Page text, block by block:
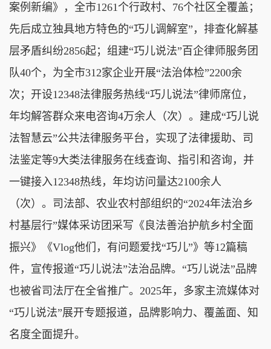
案例新编》，全市1261个行政村、76个社区全覆盖；
先后成立独具地方特色的“巧儿调解室”，排查化解基
层矛盾纠纷2856起；组建“巧儿说法”百企律师服务团
队40个，为全市312家企业开展“法治体检”2200余
次；开设12348法律服务热线“巧儿说法”律师席位，
年均解答群众来电咨询4万余人（次）。建成“巧儿说
法智慧云”公共法律服务平台，实现了法律援助、司
法鉴定等9大类法律服务在线查询、指引和咨询，并
一键接入12348热线，年均访问量达2100余人
（次）。司法部、农业农村部组织的“2024年法治乡
村基层行”媒体采访团采写《良法善治护航乡村全面
振兴》《Vlog他们，有问题爱找“巧儿”》等12篇稿
件，宣传报道“巧儿说法”法治品牌。“巧儿说法”品牌
也被省司法厅在全省推广。2025年，多家主流媒体对
“巧儿说法”展开专题报道，品牌影响力、覆盖面、知
名度全面提升。